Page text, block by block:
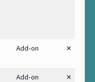
Add-on ✕
Add-on
✕